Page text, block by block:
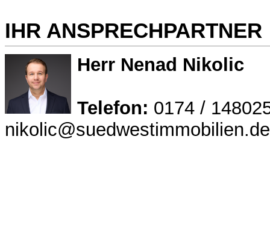
IHR ANSPRECHPARTNER
Herr Nenad Nikolic
Telefon: 0174 /
nikolic@suedwestimmobilien.de